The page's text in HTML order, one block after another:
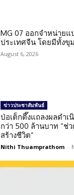
MG 07 ออกจำหน่ายแ
ประเทศจีน โดยมีทั้งขุ
August 6, 2026
ข่าวประชาสัมพันธ์
ป่อเต็กตึ๊งแถลงผลดำเ
กว่า 500 ล้านบาท “ช่
สร้างชีวิต”
Nithi Thuamprathom -